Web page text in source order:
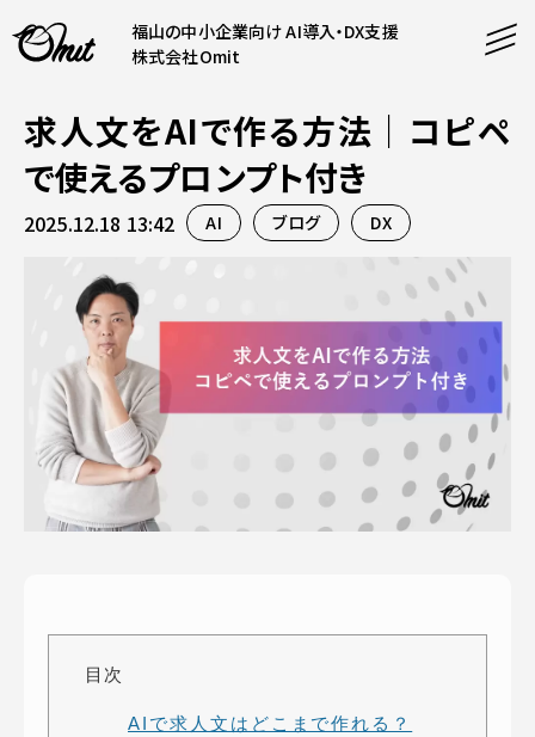
福山の中小企業向け AI導入・DX支援
株式会社Omit
SERVICE
事業内容
AI導入支援
システム開発
ホームページ制作
CONTENT
コンテンツ
課題解決
制作実績
料金表
COMPANY
企業案内
会社概要
採用情報
お知らせ
PRODUCTS
運営サービス
オミラボWEBでお問い合わせ
求人文をAIで作る方法｜コピペ
で使えるプロンプト付き
2025.12.18 13:42 AI ブログ DX
目次
AIで求人文はどこまで作れる？